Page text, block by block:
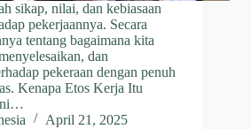
sikap, nilai, dan kebiasaan
pekerjaannya. Secara
tentang bagaimana kita
dan
pekeraan dengan penuh
Kenapa Etos Kerja Itu
ini…
April 21, 2025